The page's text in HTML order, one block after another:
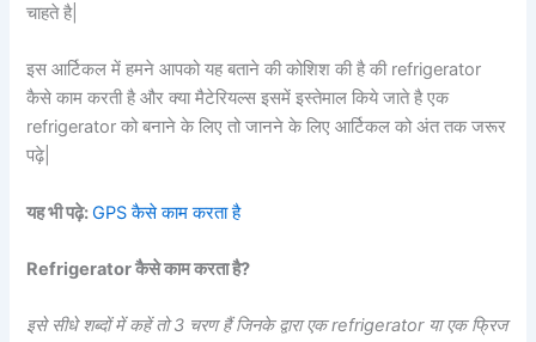
चाहते है|
इस आर्टिकल में हमने आपको यह बताने की कोशिश की है की refrigerator
कैसे काम करती है और क्या मैटेरियल्स इसमें इस्तेमाल किये जाते है एक
refrigerator को बनाने के लिए तो जानने के लिए आर्टिकल को अंत तक जरूर
पढ़े|
यह भी पढ़े:GPS कैसे काम करता है
Refrigerator कैसे काम करता है?
इसे सीधे शब्दों में कहें तो 3 चरण हैं जिनके द्वारा एक refrigerator या एक फ्रिज